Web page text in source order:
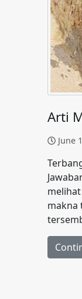
Arti
June
makna